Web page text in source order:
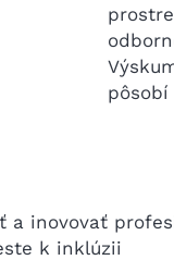
a inovovať
k inklúzii